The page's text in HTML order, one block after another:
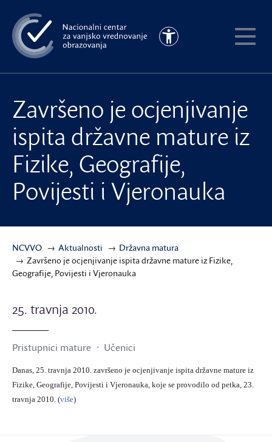
na
glavni
sadržaj
Pristupačnost
Završeno je ocjenjivanje
ispita državne mature iz
Fizike, Geografije,
Povijesti i Vjeronauka
NCVVO Aktualnosti
Državna matura
Završeno je ocjenjivanje ispita državne mature iz Fizike,
Geografije, Povijesti i Vjeronauka
25. travnja 2010.
Pristupnici mature Učenici
Danas, 25. travnja 2010. završeno je ocjenjivanje ispita državne mature iz
Fizike, Geografije, Povijesti i Vjeronauka, koje se provodilo od petka, 23.
travnja 2010. (više)